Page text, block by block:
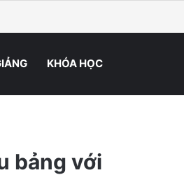
KHÓA HỌC
bảng với